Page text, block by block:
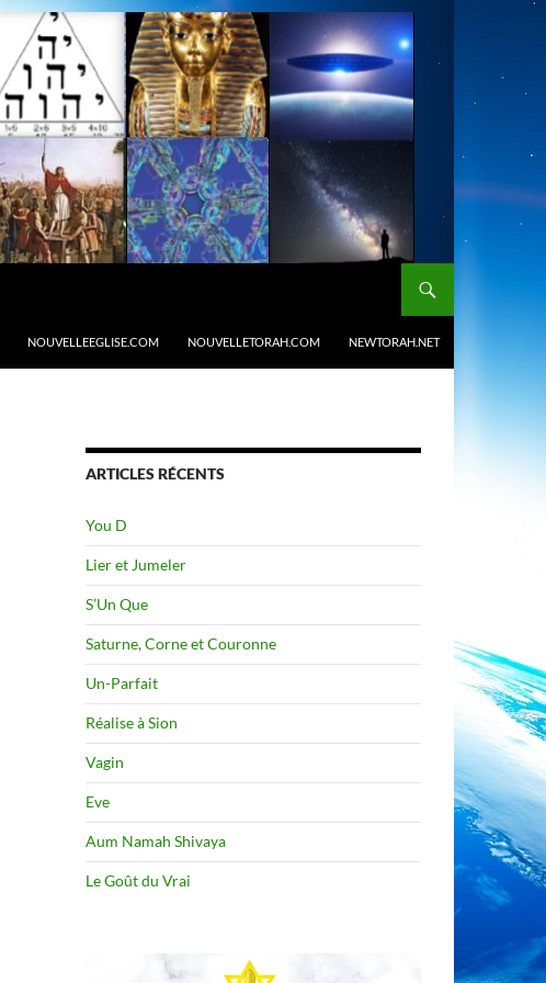
NOUVELLEEGLISE.COM NOUVELLETORAH.COM NEWTORAH.NET
ARTICLES RÉCENTS
You D
Lier et Jumeler
S’Un Que
Saturne, Corne et Couronne
Un-Parfait
Réalise à Sion
Vagin
Eve
Aum Namah Shivaya
Le Goût du Vrai